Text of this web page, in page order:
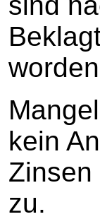
kein
zu.